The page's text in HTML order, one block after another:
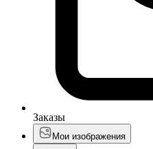
Заказы
Мои изображения